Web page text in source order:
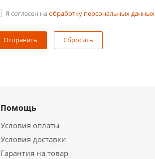
Я согласен на обработку персональных данных
Сбросить
Помощь
Условия оплаты
Условия доставки
Гарантия на товар